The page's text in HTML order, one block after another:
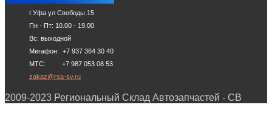
г.Уфа ул Свободы 15
Пн - Пт: 10.00 - 19.00
Вс: выходной
Мегафон: +7 937 364 30 40
МТС: +7 987 053 08 53
zakaz@rsa-sv.ru
2009-2023 Региональный Склад Автозапчастей - СВ